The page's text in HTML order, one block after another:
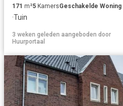
171 m²5 KamersGeschakelde Woning
·Tuin
3 weken geleden aangeboden door
Huurportaal